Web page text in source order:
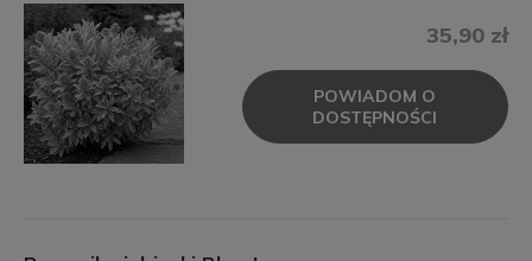
35,90 zł
POWIADOM O
DOSTĘPNOŚCI